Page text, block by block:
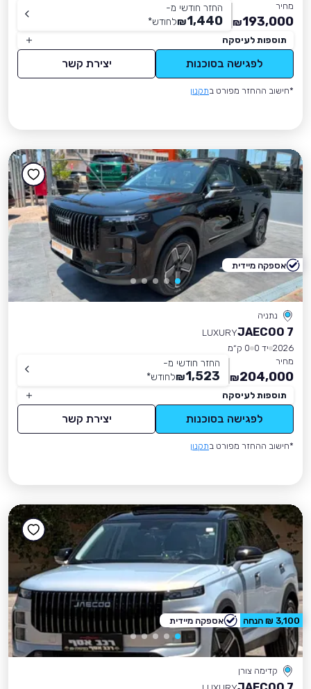
מחיר
193,000
₪
החזר חודשי מ-
1,440
₪לחודש*
תוספות לעיסקה
לפגישה בסוכנות יצירת קשר
*חישוב ההחזר מפורט בתקנון
נתניה
JAECOO 7
LUXURY
2026 יד 0
0 ק״מ
מחיר
204,000
₪
החזר חודשי מ-
1,523
₪לחודש*
תוספות לעיסקה
לפגישה בסוכנות יצירת קשר
*חישוב ההחזר מפורט בתקנון
אספקה מיידית
קדימה צורן
3,100 ₪ הנחה אספקה מיידית